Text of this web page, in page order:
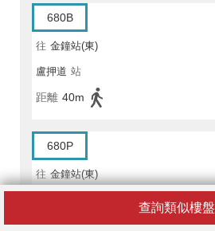
查詢類似樓盤
680B
往 金鐘站(東)
盧押道 站
距離 40m
680P
往 金鐘站(東)
距離 40m